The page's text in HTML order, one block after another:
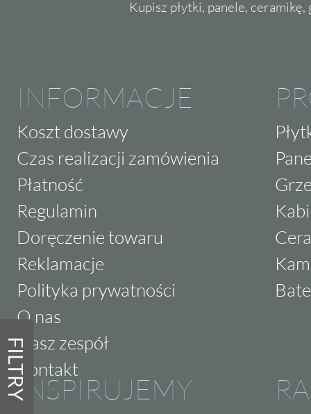
FILTRY
Kupisz płytki, panele,
INFORMACJE
Koszt dostawy
Czas realizacji zamówienia
Płatność
Regulamin
Doręczenie towaru
Reklamacje
Polityka prywatności
O nas
Nasz zespół
Kontakt
INSPIRUJEMY